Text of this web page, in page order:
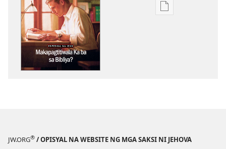
Opsiyon
JW.ORG® / OPISYAL NA WEBSITE NG MGA SAKSI NI JEHOVA